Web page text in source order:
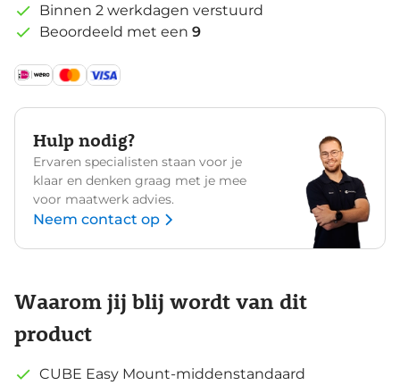
Binnen 2 werkdagen verstuurd
Beoordeeld met een 9
Hulp nodig?
Ervaren specialisten staan voor je
klaar en denken graag met je mee
voor maatwerk advies.
Neem contact op
Waarom jij blij wordt van dit
product
CUBE Easy Mount-middenstandaard